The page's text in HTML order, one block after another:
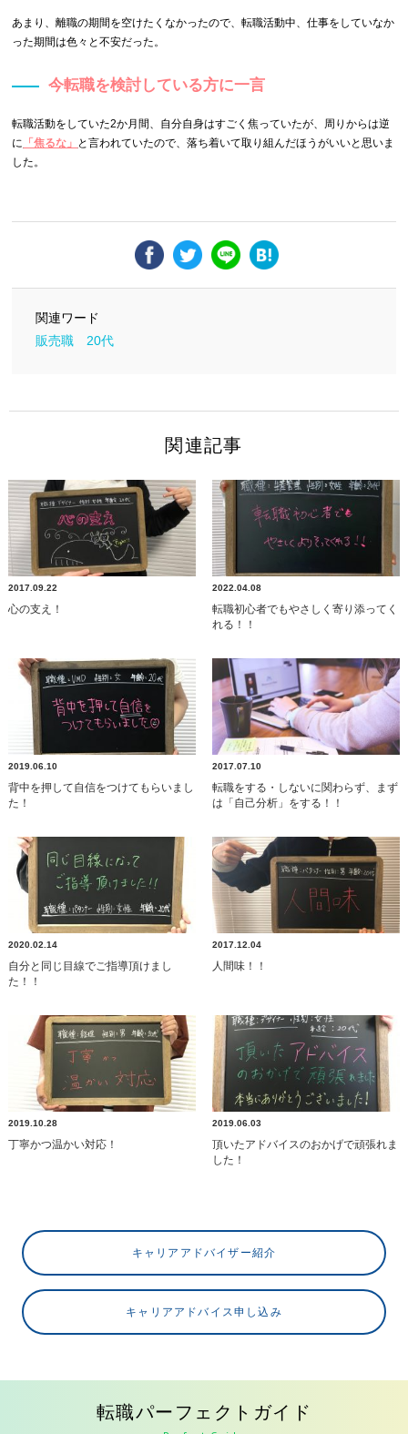
あまり、離職の期間を空けたくなかったので、転職活動中、仕事をしていなか
った期間は色々と不安だった。
今転職を検討している方に一言
転職活動をしていた2か月間、自分自身はすごく焦っていたが、周りからは逆
に 「焦るな」 と言われていたので、落ち着いて取り組んだほうがいいと思いま
した。
関連ワード
販売職
20代
関連記事
2017.09.22
心の支え！
2022.04.08
転職初心者でもやさしく寄り添ってく
れる！！
2019.06.10
背中を押して自信をつけてもらいまし
た！
2017.07.10
転職をする・しないに関わらず、まず
は「自己分析」をする！！
2020.02.14
自分と同じ目線でご指導頂けまし
た！！
2017.12.04
人間味！！
2019.10.28
丁寧かつ温かい対応！
2019.06.03
頂いたアドバイスのおかげで頑張れま
した！
キャリアアドバイザー紹介
キャリアアドバイス申し込み
転職パーフェクトガイド